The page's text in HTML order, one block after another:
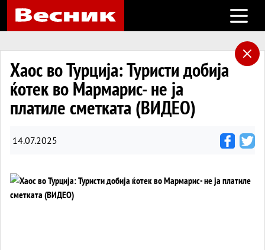
Open
Хаос во Турција: Туристи добија
ќотек во Мармарис- не ја
платиле сметката (ВИДЕО)
14.07.2025